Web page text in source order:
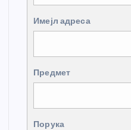
Имејл адреса
Предмет
Порука